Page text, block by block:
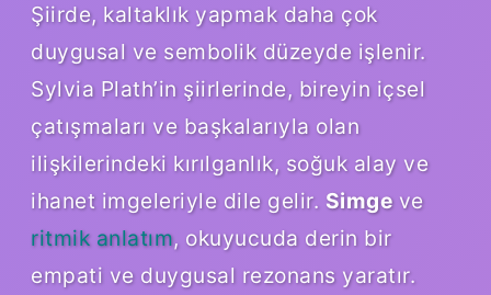
Şiirde, kaltaklık yapmak daha çok
duygusal ve sembolik düzeyde işlenir.
Sylvia Plath’in şiirlerinde, bireyin içsel
çatışmaları ve başkalarıyla olan
ilişkilerindeki kırılganlık, soğuk alay ve
ihanet imgeleriyle dile gelir. Simgeve
ritmik anlatım, okuyucuda derin bir
empati ve duygusal rezonans yaratır.